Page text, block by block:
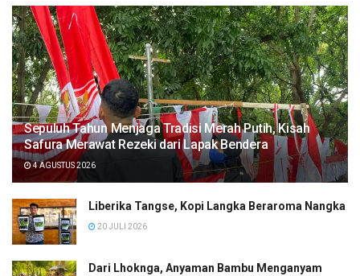
Sepuluh Tahun Menjaga Tradisi Merah Putih, Kisah
Safura Merawat Rezeki dari Lapak Bendera
4 AGUSTUS 2026
Liberika Tangse, Kopi Langka Beraroma Nangka
20 JULI 2026
Dari Lhoknga, Anyaman Bambu Menganyam